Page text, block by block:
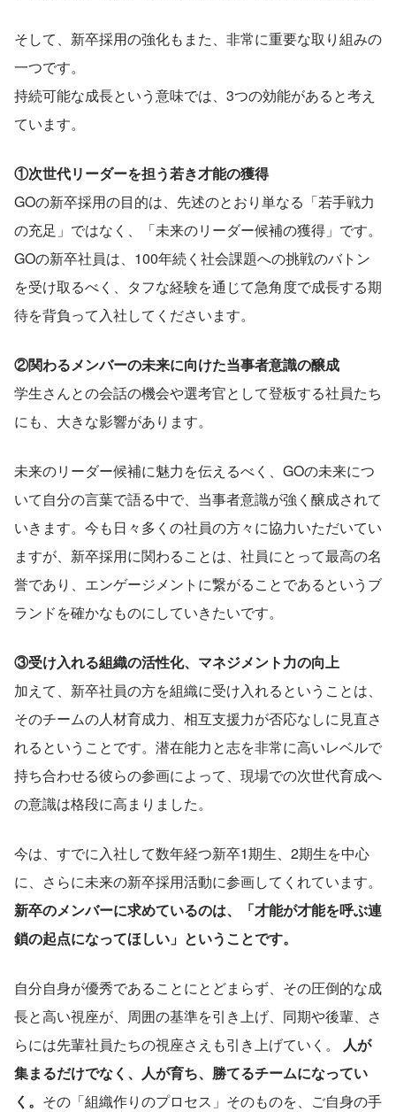
そして、新卒採用の強化もまた、非常に重要な取り組みの
一つです。
持続可能な成長という意味では、3つの効能があると考え
ています。
①次世代リーダーを担う若き才能の獲得
GOの新卒採用の目的は、先述のとおり単なる「若手戦力
の充足」ではなく、「未来のリーダー候補の獲得」です。
GOの新卒社員は、100年続く社会課題への挑戦のバトン
を受け取るべく、タフな経験を通じて急角度で成長する期
待を背負って入社してくださいます。
②関わるメンバーの未来に向けた当事者意識の醸成
学生さんとの会話の機会や選考官として登板する社員たち
にも、大きな影響があります。
未来のリーダー候補に魅力を伝えるべく、GOの未来につ
いて自分の言葉で語る中で、当事者意識が強く醸成されて
いきます。今も日々多くの社員の方々に協力いただいてい
ますが、新卒採用に関わることは、社員にとって最高の名
誉であり、エンゲージメントに繋がることであるというブ
ランドを確かなものにしていきたいです。
③受け入れる組織の活性化、マネジメント力の向上
加えて、新卒社員の方を組織に受け入れるということは、
そのチームの人材育成力、相互支援力が否応なしに見直さ
れるということです。潜在能力と志を非常に高いレベルで
持ち合わせる彼らの参画によって、現場での次世代育成へ
の意識は格段に高まりました。
今は、すでに入社して数年経つ新卒1期生、2期生を中心
に、さらに未来の新卒採用活動に参画してくれています。
新卒のメンバーに求めているのは、「才能が才能を呼ぶ連
鎖の起点になってほしい」ということです。
自分自身が優秀であることにとどまらず、その圧倒的な成
長と高い視座が、周囲の基準を引き上げ、同期や後輩、さ
らには先輩社員たちの視座さえも引き上げていく。
人が
集まるだけでなく、人が育ち、勝てるチームになってい
く。 その「組織作りのプロセス」そのものを、ご自身の手